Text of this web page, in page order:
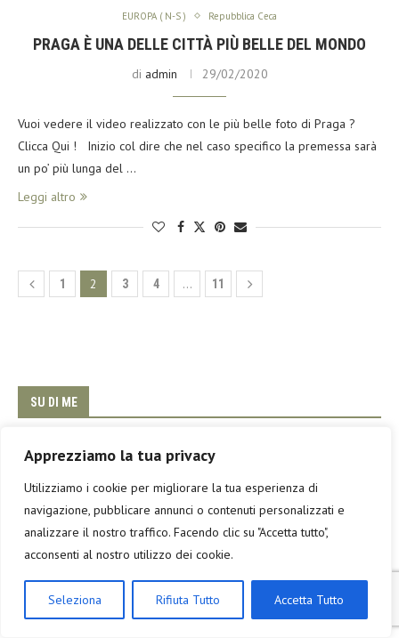
Apprezziamo la tua privacy
Utilizziamo i cookie per migliorare la tua esperienza di
navigazione, pubblicare annunci o contenuti personalizzati e
analizzare il nostro traffico. Facendo clic su "Accetta tutto",
acconsenti al nostro utilizzo dei cookie.
Seleziona Rifiuta Tutto Accetta Tutto
EUROPA ( N-S ) Repubblica Ceca
PRAGA È UNA DELLE CITTÀ PIÙ BELLE DEL MONDO
di admin 29/02/2020
Vuoi vedere il video realizzato con le più belle foto di Praga ?
Clicca Qui ! Inizio col dire che nel caso specifico la premessa sarà
un po’ più lunga del …
Leggi altro
1 2 3 4 … 11
SU DI ME
Per sapere qualcosa di me...clicca sulla foto
Un viaggio è l'unica "spesa" al mondo che resta viva per sempre.
Tutto il resto, anche ciò che si paga una fortuna, prima o poi si
logora e finisce nell'immondizia.